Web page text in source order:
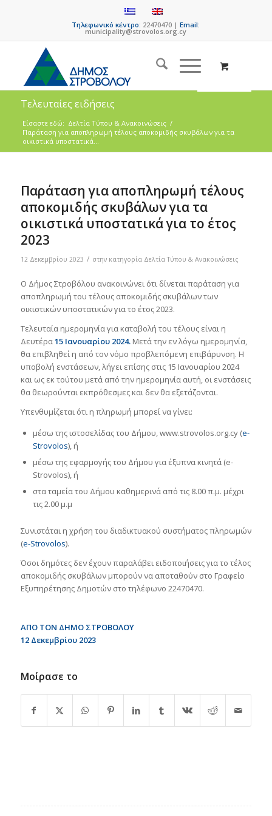
Τηλεφωνικό κέντρο: 22470470 |Email:
municipality@strovolos.org.cy
Τελευταίες ειδήσεις
Είσαστε εδώ: Δελτία Τύπου & Ανακοινώσεις /
Παράταση για αποπληρωμή τέλους αποκομιδής σκυβάλων για τα
οικιστικά υποστατικά...
Παράταση για αποπληρωμή τέλους
αποκομιδής σκυβάλων για τα
οικιστικά υποστατικά για το έτος
2023
12 Δεκεμβρίου 2023 / στην κατηγορία Δελτία Τύπου & Ανακοινώσεις
Ο Δήμος Στροβόλου ανακοινώνει ότι δίνεται παράταση για
αποπληρωμή του τέλους αποκομιδής σκυβάλων των
οικιστικών υποστατικών για το έτος 2023.
Τελευταία ημερομηνία για καταβολή του τέλους είναι η
Δευτέρα15 Ιανουαρίου 2024. Μετά την εν λόγω ημερομηνία,
θα επιβληθεί η από τον νόμο προβλεπόμενη επιβάρυνση. Η
υποβολή ενστάσεων, λήγει επίσης στις 15 Ιανουαρίου 2024
και ως εκ τούτου μετά από την ημερομηνία αυτή, οι ενστάσεις
θα θεωρούνται εκπρόθεσμες και δεν θα εξετάζονται.
Υπενθυμίζεται ότι η πληρωμή μπορεί να γίνει:
μέσω της ιστοσελίδας του Δήμου, www.strovolos.org.cy (e-
Strovolos), ή
μέσω της εφαρμογής του Δήμου για έξυπνα κινητά (e-
Strovolos), ή
στα ταμεία του Δήμου καθημερινά από τις 8.00 π.μ. μέχρι
τις 2.00 μ.μ
Συνιστάται η χρήση του διαδικτυακού συστήματος πληρωμών
(e-Strovolos).
Όσοι δημότες δεν έχουν παραλάβει ειδοποιήσεις για το τέλος
αποκομιδής σκυβάλων μπορούν να αποταθούν στο Γραφείο
Εξυπηρέτησης Δημοτών στο τηλέφωνο 22470470.
ΑΠΟ ΤΟΝ ΔΗΜΟ ΣΤΡΟΒΟΛΟΥ
12 Δεκεμβρίου 2023
Μοίρασε το